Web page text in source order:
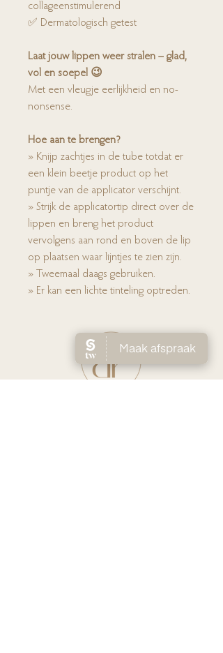
collageenstimulerend
✅ Dermatologisch getest
Laat jouw lippen weer stralen – glad,
vol en soepel 😉
Met een vleugje eerlijkheid en no-
nonsense.
Hoe aan te brengen?
» Knijp zachtjes in de tube totdat er
een klein beetje product op het
puntje van de applicator verschijnt.
» Strijk de applicatortip direct over de
lippen en breng het product
vervolgens aan rond en boven de lip
op plaatsen waar lijntjes te zien zijn.
» Tweemaal daags gebruiken.
» Er kan een lichte tinteling optreden.